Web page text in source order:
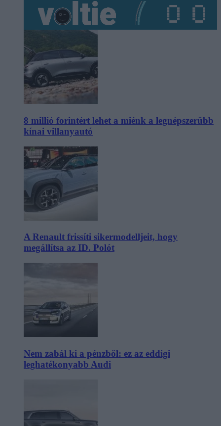
8 millió forintért lehet a miénk a legnépszerűbb
kínai villanyautó
A Renault frissíti sikermodelljeit, hogy
megállítsa az ID. Polót
Nem zabál ki a pénzből: ez az eddigi
leghatékonyabb Audi